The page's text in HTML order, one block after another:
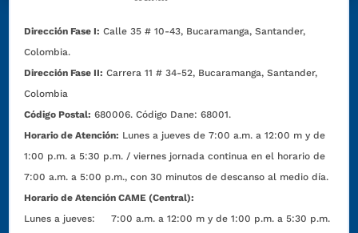
Dirección Fase I: Calle 35 # 10-43, Bucaramanga, Santander,
Colombia.
Dirección Fase II: Carrera 11 # 34-52, Bucaramanga, Santander,
Colombia
Código Postal: 680006. Código Dane: 68001.
Horario de Atención: Lunes a jueves de 7:00 a.m. a 12:00 m y de
1:00 p.m. a 5:30 p.m. / viernes jornada continua en el horario de
7:00 a.m. a 5:00 p.m., con 30 minutos de descanso al medio día.
Horario de Atención CAME (Central):
Lunes a jueves: 7:00 a.m. a 12:00 m y de 1:00 p.m. a 5:30 p.m.